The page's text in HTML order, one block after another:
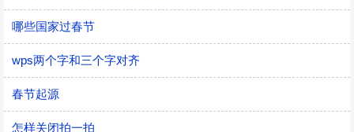
哪些国家过春节
wps两个字和三个字对齐
春节起源
怎样关闭拍一拍